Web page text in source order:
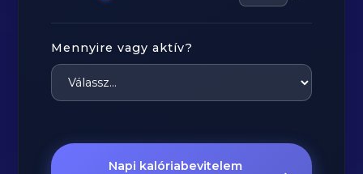
Mennyire vagy aktív?
Napi kalóriabevitelem